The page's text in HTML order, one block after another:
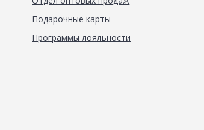
Подарочные карты
Программы лояльности